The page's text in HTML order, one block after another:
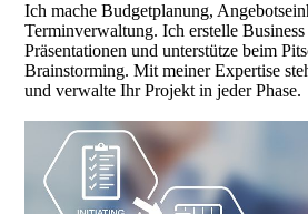
Ich mache Budgetplanung,
Terminverwaltung. Ich erstelle Business
Präsentationen und unterstütze beim
Brainstorming. Mit meiner Expertise
und verwalte Ihr Projekt in jeder Phase.